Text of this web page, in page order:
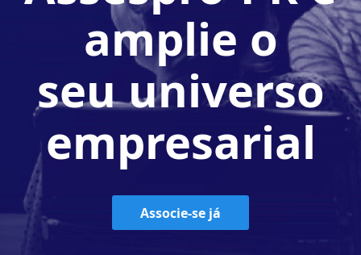
amplie o
seu universo
empresarial
Associe-se já